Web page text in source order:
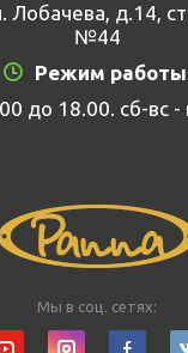
Лобачева, д.14,
№44
Режим
до 18.00. сб-вс
Мы в соц. сетях: